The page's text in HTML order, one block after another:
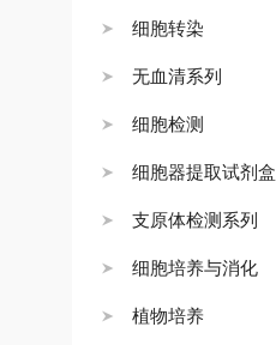
细胞转染
无血清系列
细胞检测
细胞器提取试剂盒
支原体检测系列
细胞培养与消化
植物培养